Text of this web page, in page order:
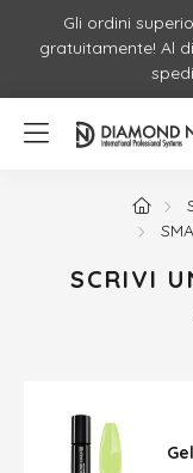
Gli ordini
gratuitamente! Al
SCRIVI